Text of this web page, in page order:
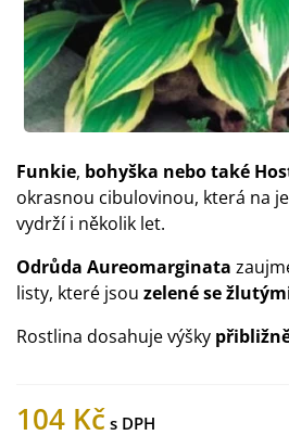
Funkie, bohyška nebo také
okrasnou cibulovinou, která na
vydrží i několik let.
Odrůda Aureomarginata
listy, které jsou zelené se
Rostlina dosahuje výšky
104 Kč